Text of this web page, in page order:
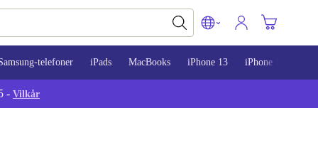
telefoner iPads MacBooks iPhone 13 iPhone 14
- Vilkår